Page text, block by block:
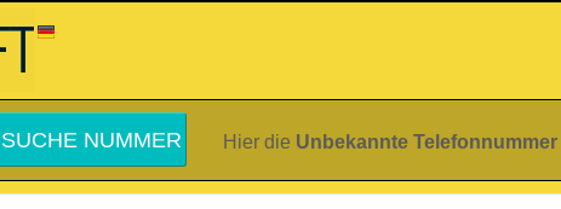
Hier die Unbekannte Telefonnummer